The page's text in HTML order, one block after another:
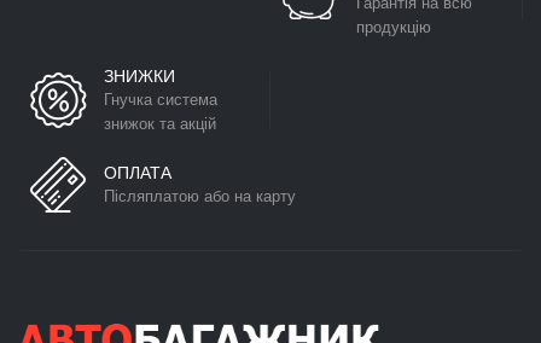
продукцію
ЗНИЖКИ
Гнучка система
знижок та акцій
ОПЛАТА
Післяплатою або на карту